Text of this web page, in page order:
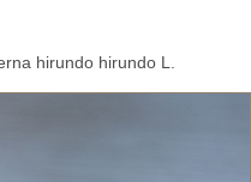
hirundo hirundo L.